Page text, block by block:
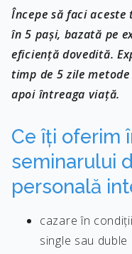
Începe să faci
în 5 pași, bazată pe
eficiență dovedită.
timp de 5 zile
apoi întreaga viață.
Ce îți oferim
seminarului
personală
cazare în
single sau